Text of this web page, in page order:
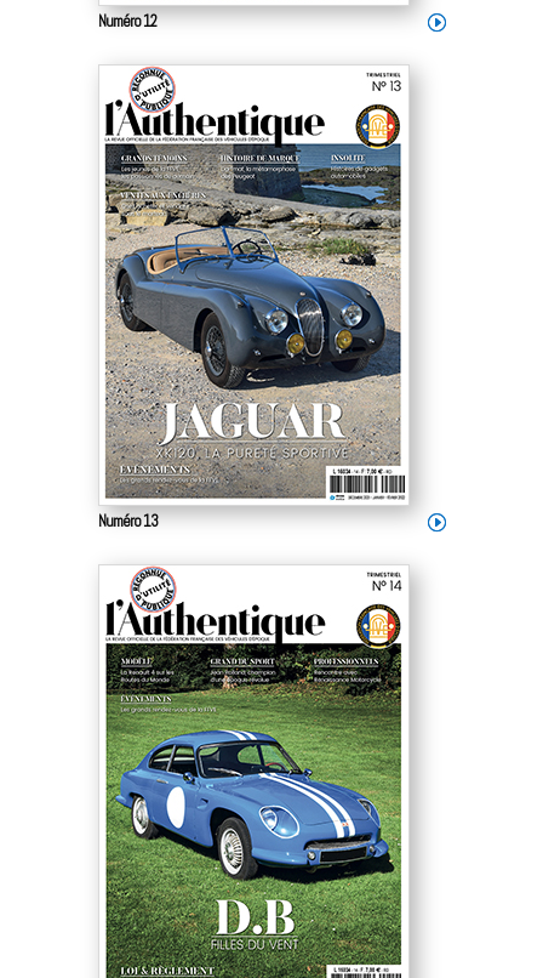
Numéro 12
Numéro 13